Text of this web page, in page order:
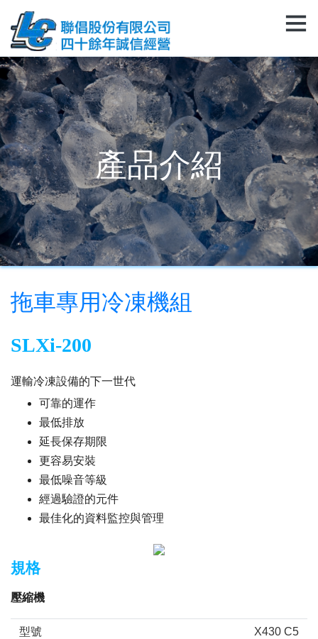
產品介紹
拖車專用冷凍機組
SLXi-200
運輸冷凍設備的下一世代
可靠的運作
最低排放
延長保存期限
更容易安裝
最低噪音等級
經過驗證的元件
最佳化的資料監控與管理
規格
壓縮機
型號 X430 C5